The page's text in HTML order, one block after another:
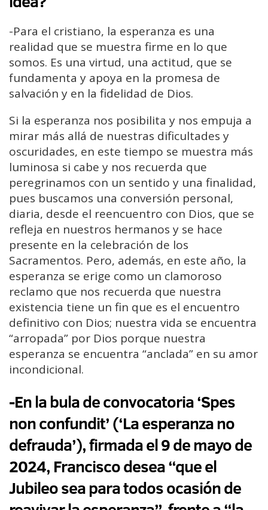
-Para el cristiano, la esperanza es una
realidad que se muestra firme en lo que
somos. Es una virtud, una actitud, que se
fundamenta y apoya en la promesa de
salvación y en la fidelidad de Dios.
Si la esperanza nos posibilita y nos empuja a
mirar más allá de nuestras dificultades y
oscuridades, en este tiempo se muestra más
luminosa si cabe y nos recuerda que
peregrinamos con un sentido y una finalidad,
pues buscamos una conversión personal,
diaria, desde el reencuentro con Dios, que se
refleja en nuestros hermanos y se hace
presente en la celebración de los
Sacramentos. Pero, además, en este año, la
esperanza se erige como un clamoroso
reclamo que nos recuerda que nuestra
existencia tiene un fin que es el encuentro
definitivo con Dios; nuestra vida se encuentra
“arropada” por Dios porque nuestra
esperanza se encuentra “anclada” en su amor
incondicional.
-En la bula de convocatoria ‘Spes
non confundit’ (‘La esperanza no
defrauda’), firmada el 9 de mayo de
2024, Francisco desea “que el
Jubileo sea para todos ocasión de